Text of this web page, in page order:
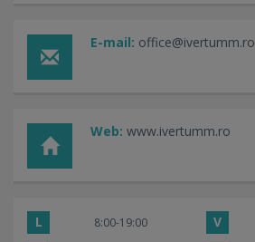
E-mail: office@ivertumm.ro
Web: www.ivertumm.ro
L 8:00-19:00 V